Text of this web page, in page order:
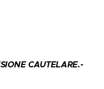
CAUTELARE.-